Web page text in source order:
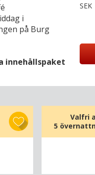
i
på Burg
innehållspaket
SEK
Valfri
5